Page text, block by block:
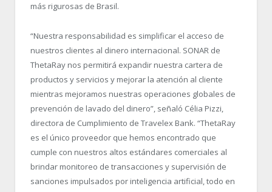
más rigurosas de Brasil.
“Nuestra responsabilidad es simplificar el acceso de
nuestros clientes al dinero internacional. SONAR de
ThetaRay nos permitirá expandir nuestra cartera de
productos y servicios y mejorar la atención al cliente
mientras mejoramos nuestras operaciones globales de
prevención de lavado del dinero”, señaló Célia Pizzi,
directora de Cumplimiento de Travelex Bank. “ThetaRay
es el único proveedor que hemos encontrado que
cumple con nuestros altos estándares comerciales al
brindar monitoreo de transacciones y supervisión de
sanciones impulsados por inteligencia artificial, todo en